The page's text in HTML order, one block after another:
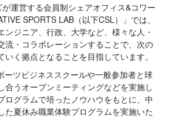
運営する会員制シェアオフィス&コワー
SPORTS LAB（以下CSL）」では、
ンジニア、行政、大学など、様々な人・
流・コラボレーションすることで、次の
く拠点となることを目指しています。
ーツビジネススクールや一般参加者と球
合うオープンミーティングなどを実施し
ログラムで培ったノウハウをもとに、中
た夏休み職業体験プログラムを実施いた